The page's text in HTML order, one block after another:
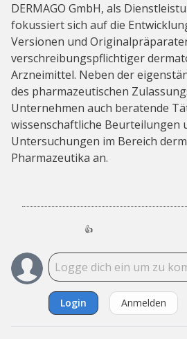
DERMAGO GmbH, als
fokussiert sich auf die
Versionen und
verschreibungspflichtiger
Arzneimittel. Neben der
des pharmazeutischen
Unternehmen auch beratende
wissenschaftliche Beurteilungen
Untersuchungen im Bereich
Pharmazeutika an.
👍
Login Anmelden